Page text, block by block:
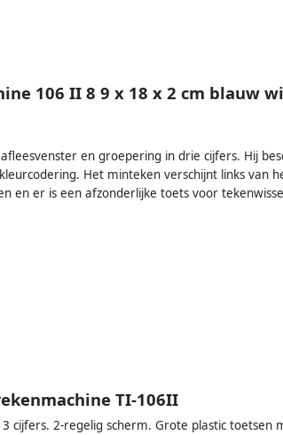
106 II 8 9 x 18 x 2 cm blauw
en groepering in drie cijfers. Hij
Het minteken verschijnt links van
en er is een afzonderlijke toets voor
TI-106II
cijfers. 2-regelig scherm. Grote plastic toetsen